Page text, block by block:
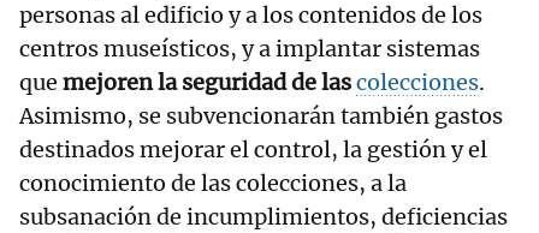
personas al edificio y a los contenidos de los
centros museísticos, y a implantar sistemas
que mejoren la seguridad de lascolecciones.
Asimismo, se subvencionarán también gastos
destinados mejorar el control, la gestión y el
conocimiento de las colecciones, a la
subsanación de incumplimientos, deficiencias